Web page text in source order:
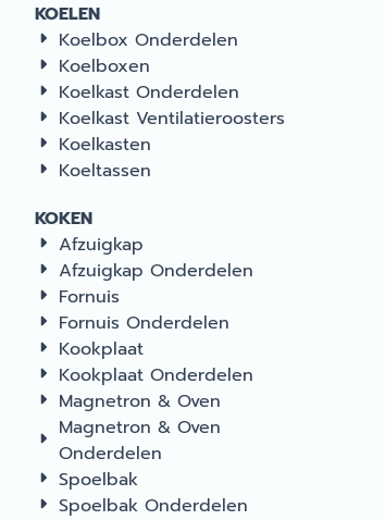
KOELEN
Koelbox Onderdelen
Koelboxen
Koelkast Onderdelen
Koelkast Ventilatieroosters
Koelkasten
Koeltassen
KOKEN
Afzuigkap
Afzuigkap Onderdelen
Fornuis
Fornuis Onderdelen
Kookplaat
Kookplaat Onderdelen
Magnetron & Oven
Magnetron & Oven
Onderdelen
Spoelbak
Spoelbak Onderdelen